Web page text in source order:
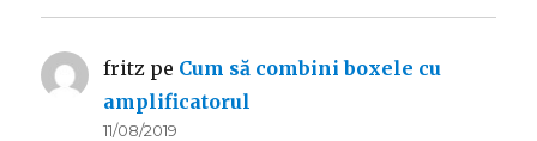
fritz pe Cum să combini boxele cu
amplificatorul
11/08/2019